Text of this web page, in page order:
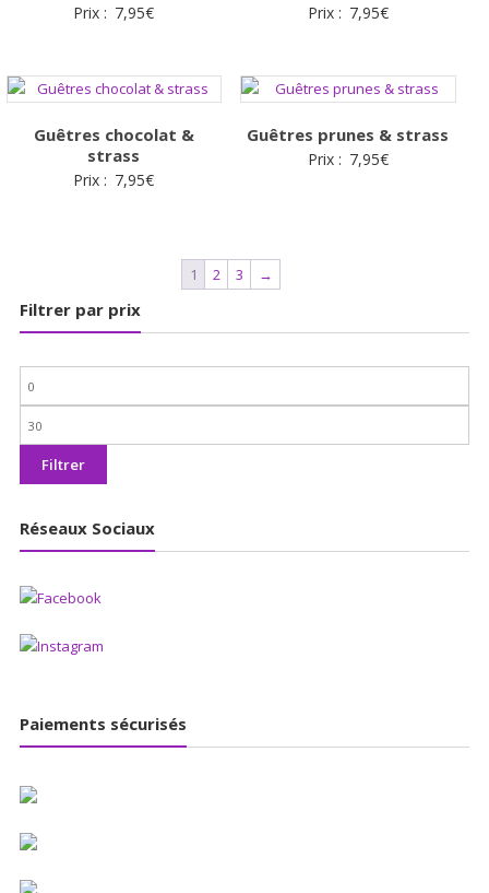
Prix : 7,95€ Prix : 7,95€
Guêtres chocolat &
strass
Prix : 7,95€
Guêtres prunes & strass
Prix : 7,95€
1 2 3 →
Filtrer par prix
Prix
min
Prix
max
Filtrer
Réseaux Sociaux
Paiements sécurisés